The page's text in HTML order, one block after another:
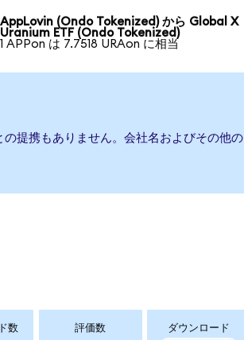
AppLovin (Ondo Tokenized) から Global X
Uranium ETF (Ondo Tokenized)
1 APPon は 7.7518 URAon に相当
提携もありません。会社名およびその他の
数 評価数 ダウンロード